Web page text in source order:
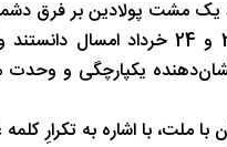
یک مشت پولادین بر فرق
ایشان ایرانِ امروز را همان
یکپارچگی و
ملت،‌ با اشاره به تکرارِ